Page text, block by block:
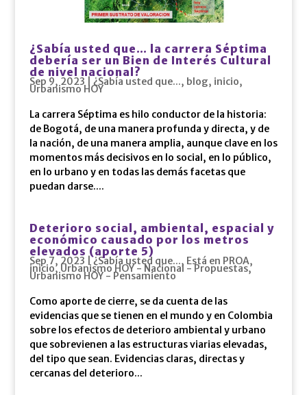
¿Sabía usted que… la carrera Séptima
debería ser un Bien de Interés Cultural
de nivel nacional?
Sep 9, 2023 ¿Sabía usted que..., blog, inicio,
Urbanismo HOY
La carrera Séptima es hilo conductor de la historia:
de Bogotá, de una manera profunda y directa, y de
la nación, de una manera amplia, aunque clave en los
momentos más decisivos en lo social, en lo público,
en lo urbano y en todas las demás facetas que
puedan darse....
Deterioro social, ambiental, espacial y
económico causado por los metros
elevados (aporte 5)
Sep 7, 2023 |¿Sabía usted que..., Está en PROA,
inicio, Urbanismo HOY - Nacional - Propuestas,
Urbanismo HOY - Pensamiento
Como aporte de cierre, se da cuenta de las
evidencias que se tienen en el mundo y en Colombia
sobre los efectos de deterioro ambiental y urbano
que sobrevienen a las estructuras viarias elevadas,
del tipo que sean. Evidencias claras, directas y
cercanas del deterioro...